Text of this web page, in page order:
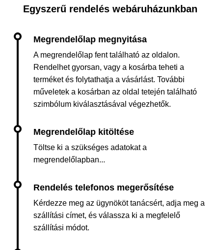
Egyszerű rendelés webáruházunkban
A megrendelőlap fent található az oldalon.
Rendelhet gyorsan, vagy a kosárba teheti a
terméket és folytathatja a vásárlást. További
műveletek a kosárban az oldal tetején található
szimbólum kiválasztásával végezhetők.
Töltse ki a szükséges adatokat a
megrendelőlapban...
Kérdezze meg az ügynököt tanácsért, adja meg a
szállítási címet, és válassza ki a megfelelő
szállítási módot.